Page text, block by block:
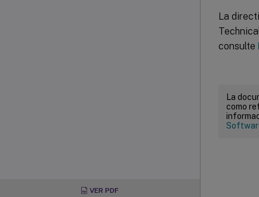
VER PDF
La
consulte
La
como